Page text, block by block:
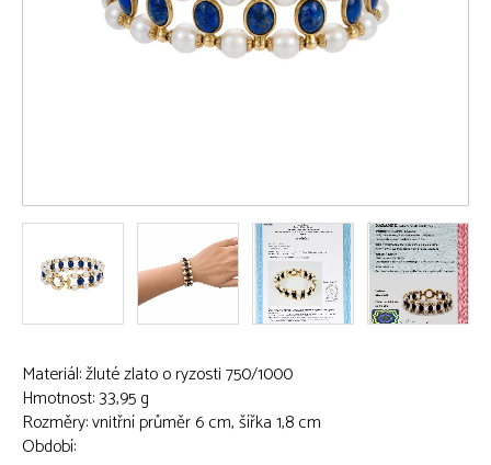
Materiál: žluté zlato o ryzosti 750/1000
Hmotnost: 33,95 g
Rozměry: vnitřní průměr 6 cm, šířka 1,8 cm
Období: